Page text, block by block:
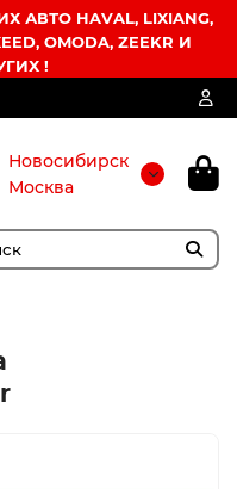
HAVAL, LIXIANG,
OMODA, ZEEKR И
!
Новосибирск
Москва